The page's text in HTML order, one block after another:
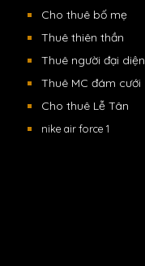
Cho thuê bố mẹ
Thuê thiên thần
Thuê người đại diện
Thuê MC đám cưới
Cho thuê Lễ Tân
nike air force 1